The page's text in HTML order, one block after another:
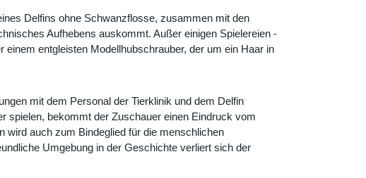
Delfins ohne Schwanzflosse, zusammen mit den
Aufhebens auskommt. Außer einigen Spielereien -
entgleisten Modellhubschrauber, der um ein Haar in
mit dem Personal der Tierklinik und dem Delfin
spielen, bekommt der Zuschauer einen Eindruck vom
wird auch zum Bindeglied für die menschlichen
Umgebung in der Geschichte verliert sich der